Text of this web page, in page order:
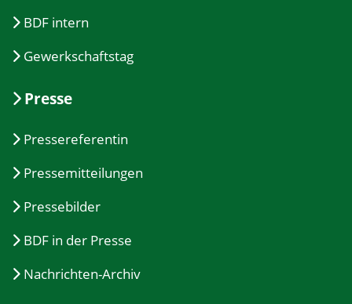
BDF intern
Gewerkschaftstag
Presse
Pressereferentin
Pressemitteilungen
Pressebilder
BDF in der Presse
Nachrichten-Archiv